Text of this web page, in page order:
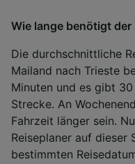
Wie lange benötigt
Die durchschnittliche
Mailand nach Trieste
Minuten und es gibt
Strecke. An
Fahrzeit länger sein.
Reiseplaner auf dieser
bestimmten